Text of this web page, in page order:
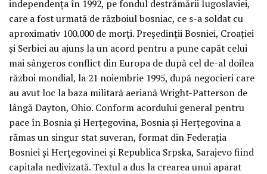
independența în 1992, pe fondul destrămării Iugoslaviei,
care a fost urmată de războiul bosniac, ce s-a soldat cu
aproximativ 100.000 de morți. Președinții Bosniei, Croației
și Serbiei au ajuns la un acord pentru a pune capăt celui
mai sângeros conflict din Europa de după cel de-al doilea
război mondial, la 21 noiembrie 1995, după negocieri care
au avut loc la baza militară aeriană Wright-Patterson de
lângă Dayton, Ohio. Conform acordului general pentru
pace în Bosnia și Herțegovina, Bosnia și Herțegovina a
rămas un singur stat suveran, format din Federația
Bosniei și Herțegovinei și Republica Srpska, Sarajevo fiind
capitala nedivizată. Textul a dus la crearea unui aparat